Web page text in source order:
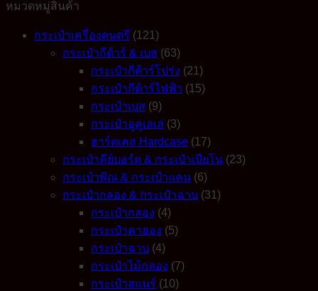
quantity
หมวดหมู่สินค้า
กระเป๋าเครื่องดนตรี (121)
กระเป๋ากีต้าร์ & เบส (63)
กระเป๋ากีต้าร์โปร่ง (21)
กระเป๋ากีต้าร์ไฟฟ้า (15)
กระเป๋าเบส (9)
กระเป๋าอูคูเลเล่ (3)
ฮาร์ดเคส Hardcase (17)
กระเป๋าคีย์บอร์ด & กระเป๋าเปียโน (23)
กระเป๋าพิณ & กระเป๋าแคน (6)
กระเป๋ากลอง & กระเป๋าฉาบ (31)
กระเป๋ากลอง (4)
กระเป๋าคาฮอง (5)
กระเป๋าฉาบ (4)
กระเป๋าไม้กลอง (7)
กระเป๋าสแนร์ (10)